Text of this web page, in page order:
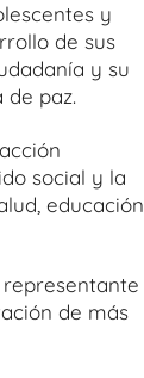
y
de sus
y su
de paz.
social y la
educación
de más